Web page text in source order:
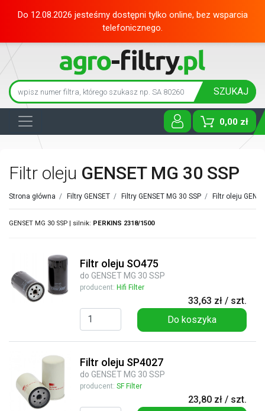
Do 12.08.2026 jesteśmy dostępni tylko online, bez wsparcia
telefonicznego.
SZUKAJ
0,00 zł
Toggle
Filtr oleju GENSET MG 30 SSP
Strona główna / Filtry GENSET / Filtry GENSET MG 30 SSP / Filtr oleju
GENSET MG 30 SSP | silnik: PERKINS 2318/1500
Filtr oleju SO475
do GENSET MG 30 SSP
producent: Hifi Filter
33,63 zł / szt.
Do koszyka
Filtr oleju SP4027
do GENSET MG 30 SSP
producent: SF Filter
23,80 zł / szt.